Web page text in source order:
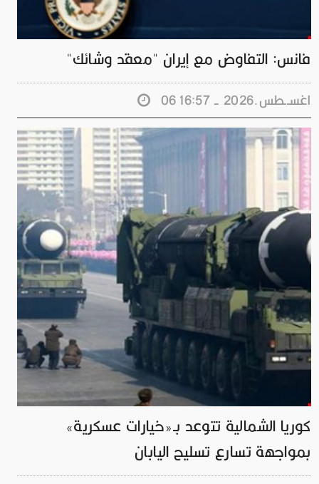
فانس: التفاوض مع إيران "معقد وشائك"
06 اغســطس.2026 - 16:57
كوريا الشمالية تتوعد بـ«خيارات عسكرية»
بمواجهة تسارع تسليح اليابان